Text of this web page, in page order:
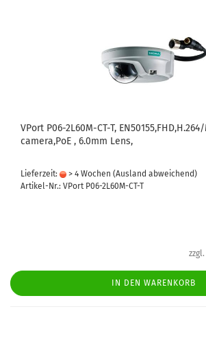
VPort P06-2L60M-CT-T, EN50155,FHD,H.264/
camera,PoE , 6.0mm Lens,
Lieferzeit: > 4 Wochen (Ausland abweichend)
Artikel-Nr.: VPort P06-2L60M-CT-T
zzgl.
IN DEN WARENKORB